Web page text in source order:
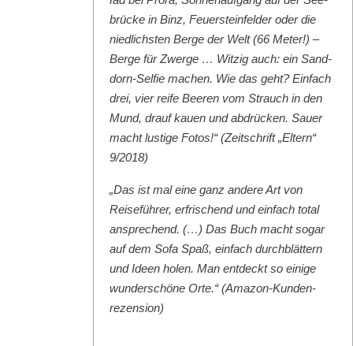
brücke in Binz, Feuer­ste­in­felder oder die
niedlich­sten Berge der Welt (66 Meter!) –
Berge für Zwerge … Witzig auch: ein Sand­
dorn-Self­ie machen. Wie das geht? Ein­fach
drei, vier reife Beeren vom Strauch in den
Mund, drauf kauen und abdrück­en. Sauer
macht lustige Fotos!“ (Zeitschrift „Eltern“
9/2018)
„Das ist mal eine ganz andere Art von
Reise­führer, erfrischend und ein­fach total
ansprechend. (…) Das Buch macht sog­ar
auf dem Sofa Spaß, ein­fach durch­blät­tern
und Ideen holen. Man ent­deckt so einige
wun­der­schöne Orte.“ (Ama­zon-Kun­den­
rezen­sion)